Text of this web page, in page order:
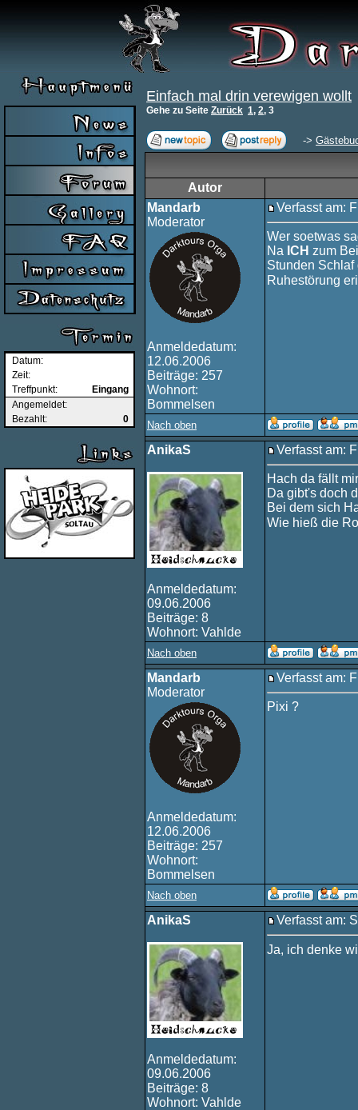
Datum:
Zeit:
Treffpunkt:
Eingang
Angemeldet:
Bezahlt:
0
Einfach mal drin verewigen wollt
Gehe zu Seite Zurück 1, 2, 3
->
Autor
Mandarb
Moderator
Anmeldedatum:
12.06.2006
Beiträge: 257
Wohnort:
Bommelsen
Verfasst am:
Wer soetwas
Na ICH zum
Stunden
Ruhestörung
Nach oben
AnikaS
Anmeldedatum:
09.06.2006
Beiträge: 8
Wohnort: Vahlde
Verfasst am:
Hach da fällt
Da gibt's doch
Bei dem sich
Wie hieß die
Nach oben
Mandarb
Moderator
Anmeldedatum:
12.06.2006
Beiträge: 257
Wohnort:
Bommelsen
Verfasst am:
Pixi ?
Nach oben
AnikaS
Anmeldedatum:
09.06.2006
Beiträge: 8
Wohnort: Vahlde
Verfasst am:
Ja, ich denke